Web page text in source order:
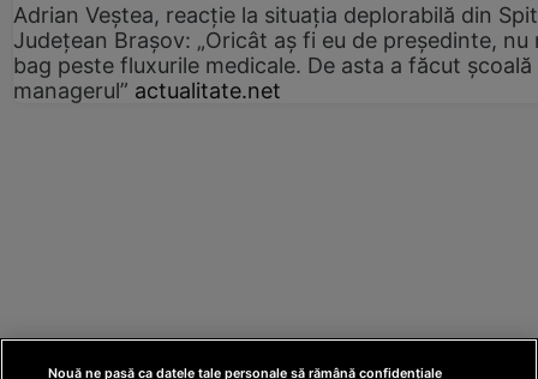
Adrian Veștea, reacție la situația deplorabilă din
Județean Brașov: „Oricât aș fi eu de președinte, nu
bag peste fluxurile medicale. De asta a făcut școală
managerul” actualitate.net
Nouă ne pasă ca datele tale personale să rămână confidențiale